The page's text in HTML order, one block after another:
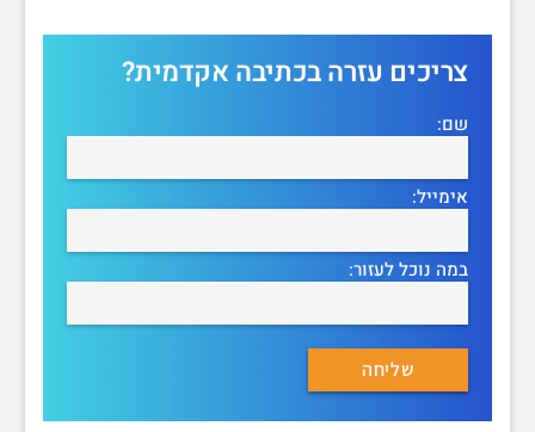
צריכים עזרה בכתיבה אקדמית?
שם:
אימייל:
במה נוכל לעזור: